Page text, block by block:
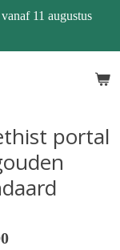
11 augustus
portal